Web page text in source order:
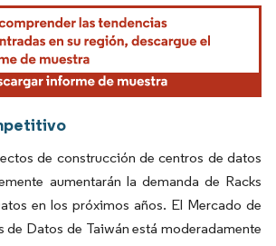
El uso requiere atribución según CC BY 4.0.
de construcción de centros de datos
aumentarán la demanda de Racks
en los próximos años. El Mercado de
de Datos de Taiwán está moderadamente